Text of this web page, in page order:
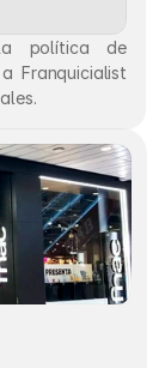
política de
Franquicialist